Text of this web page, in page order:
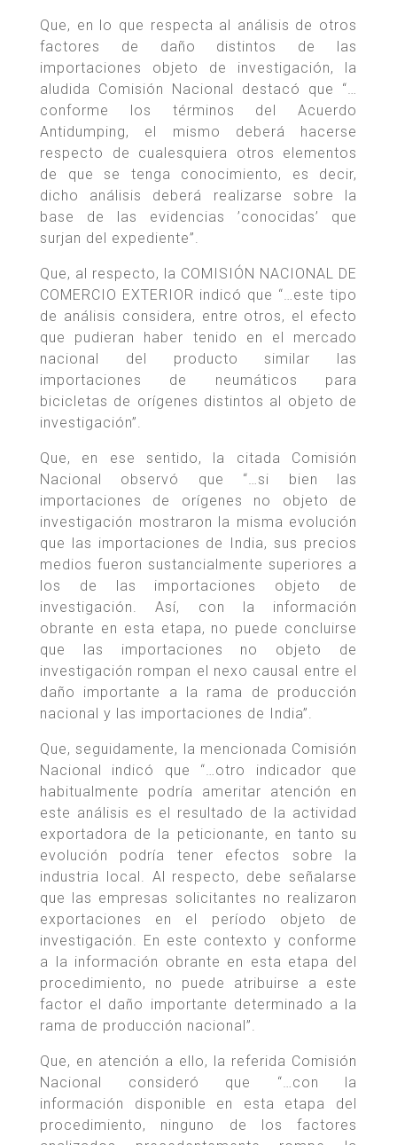
Que, en lo que respecta al análisis de otros
factores de daño distintos de las
importaciones objeto de investigación, la
aludida Comisión Nacional destacó que “…
conforme los términos del Acuerdo
Antidumping, el mismo deberá hacerse
respecto de cualesquiera otros elementos
de que se tenga conocimiento, es decir,
dicho análisis deberá realizarse sobre la
base de las evidencias ’conocidas’ que
surjan del expediente”.
Que, al respecto, la COMISIÓN NACIONAL DE
COMERCIO EXTERIOR indicó que “…este tipo
de análisis considera, entre otros, el efecto
que pudieran haber tenido en el mercado
nacional del producto similar las
importaciones de neumáticos para
bicicletas de orígenes distintos al objeto de
investigación”.
Que, en ese sentido, la citada Comisión
Nacional observó que “…si bien las
importaciones de orígenes no objeto de
investigación mostraron la misma evolución
que las importaciones de India, sus precios
medios fueron sustancialmente superiores a
los de las importaciones objeto de
investigación. Así, con la información
obrante en esta etapa, no puede concluirse
que las importaciones no objeto de
investigación rompan el nexo causal entre el
daño importante a la rama de producción
nacional y las importaciones de India”.
Que, seguidamente, la mencionada Comisión
Nacional indicó que “…otro indicador que
habitualmente podría ameritar atención en
este análisis es el resultado de la actividad
exportadora de la peticionante, en tanto su
evolución podría tener efectos sobre la
industria local. Al respecto, debe señalarse
que las empresas solicitantes no realizaron
exportaciones en el período objeto de
investigación. En este contexto y conforme
a la información obrante en esta etapa del
procedimiento, no puede atribuirse a este
factor el daño importante determinado a la
rama de producción nacional”.
Que, en atención a ello, la referida Comisión
Nacional consideró que “…con la
información disponible en esta etapa del
procedimiento, ninguno de los factores